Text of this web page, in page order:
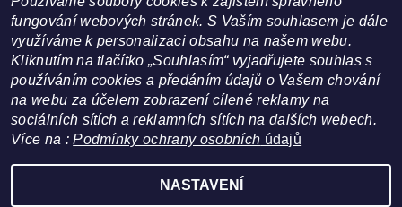
Facebook | Heureka.cz
fungování webových stránek. S Vaším souhlasem je dále
využíváme k personalizaci obsahu na našem webu.
Kliknutím na tlačítko „Souhlasím“ vyjadřujete souhlas s
používáním cookies a předáním údajů o Vašem chování
na webu za účelem zobrazení cílené reklamy na
sociálních sítích a reklamních sítích na dalších webech.
Více na :Podmínky ochrany osobních údajů
NASTAVENÍ